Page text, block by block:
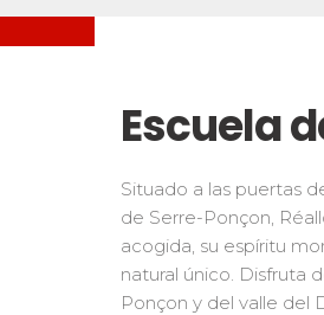
Los pequeños riders
Adolescentes y
Todos los niveles
Performance
Mídete con otros
Escuela
Situado a las puertas
de Serre-Ponçon,
acogida, su espíritu
natural único. Disfruta
Ponçon y del valle del